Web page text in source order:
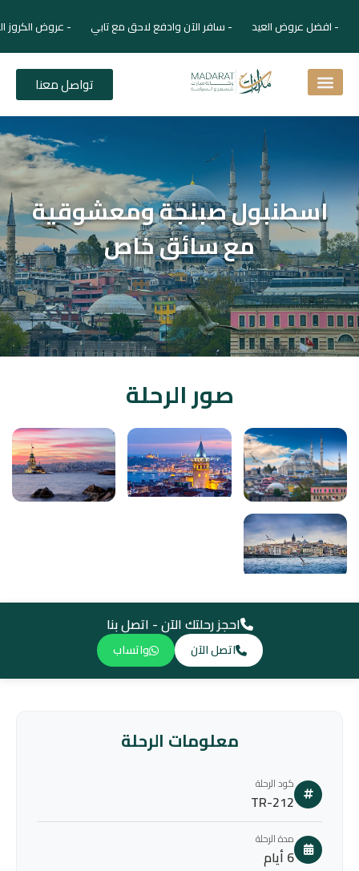
- افضل عروض العيد - سافر الآن وادفع لاحق مع تابي - عروض الكروز
تواصل معنا
اسطنبول صبنجة ومعشوقية
مع سائق خاص
صور الرحلة
احجز رحلتك الآن - اتصل بنا
اتصل الآن واتساب
معلومات الرحلة
كود الرحلة
TR-212
مدة الرحلة
6 أيام